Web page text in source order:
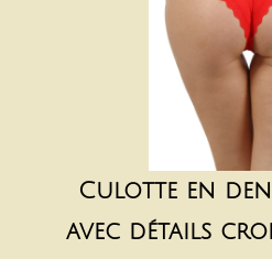
Culotte en
avec détails